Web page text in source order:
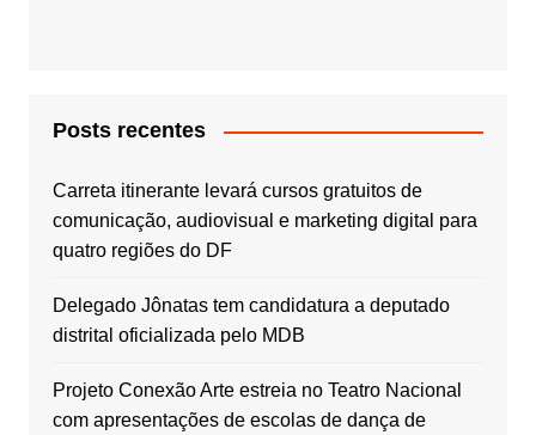
Posts recentes
Carreta itinerante levará cursos gratuitos de
comunicação, audiovisual e marketing digital para
quatro regiões do DF
Delegado Jônatas tem candidatura a deputado
distrital oficializada pelo MDB
Projeto Conexão Arte estreia no Teatro Nacional
com apresentações de escolas de dança de